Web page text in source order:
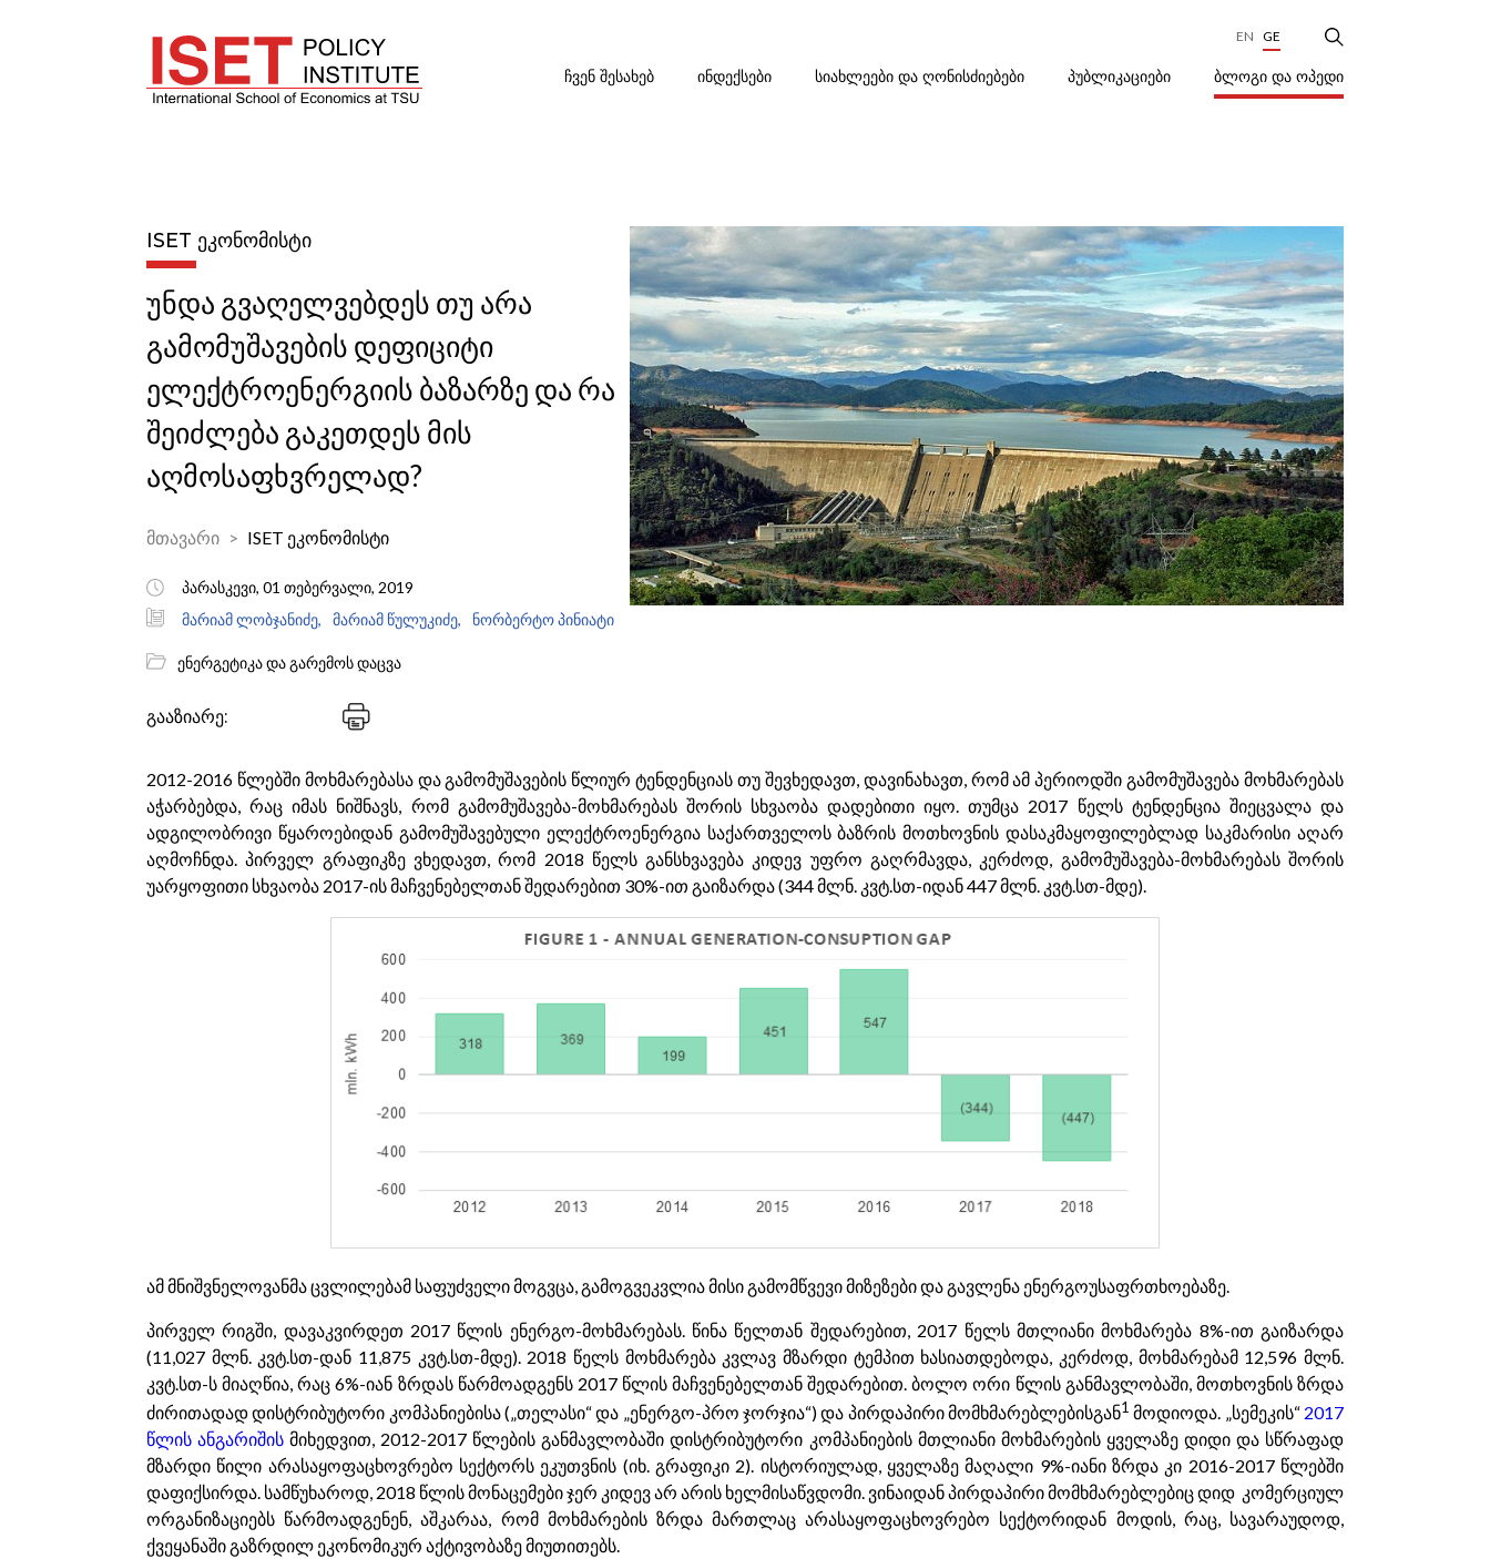
EN GE
ᲩᲕᲔᲜ ᲨᲔᲡᲐᲮᲔᲑ ᲘᲜᲓᲔᲥᲡᲔᲑᲘ ᲡᲘᲐᲮᲚᲔᲔᲑᲘ ᲓᲐ ᲦᲝᲜᲘᲡᲫᲘᲔᲑᲔᲑᲘ ᲞᲣᲑᲚᲘᲙᲐᲪᲘᲔᲑᲘ ᲑᲚᲝᲒᲘ ᲓᲐ ᲝᲞᲔᲓᲘ
ISET ᲔᲙᲝᲜᲝᲛᲘᲡᲢᲘ
უნდა გვაღელვებდეს თუ არა
გამომუშავების დეფიციტი
ელექტროენერგიის ბაზარზე და რა
შეიძლება გაკეთდეს მის
აღმოსაფხვრელად?
მთავარი ISET ეკონომისტი
პარასკევი, 01 თებერვალი, 2019
მარიამ ლობჯანიძე,
მარიამ წულუკიძე, ნორბერტო პინიატი
ენერგეტიკა და გარემოს დაცვა
გააზიარე:
2012-2016 წლებში მოხმარებასა და გამომუშავების წლიურ ტენდენციას თუ შევხედავთ, დავინახავთ, რომ ამ პერიოდში გამომუშავება მოხმარებას
აჭარბებდა, რაც იმას ნიშნავს, რომ გამომუშავება-მოხმარებას შორის სხვაობა დადებითი იყო. თუმცა 2017 წელს ტენდენცია შიეცვალა და
ადგილობრივი წყაროებიდან გამომუშავებული ელექტროენერგია საქართველოს ბაზრის მოთხოვნის დასაკმაყოფილებლად საკმარისი აღარ
აღმოჩნდა. პირველ გრაფიკზე ვხედავთ, რომ 2018 წელს განსხვავება კიდევ უფრო გაღრმავდა, კერძოდ, გამომუშავება-მოხმარებას შორის
უარყოფითი სხვაობა 2017-ის მაჩვენებელთან შედარებით 30%-ით გაიზარდა (344 მლნ. კვტ.სთ-იდან 447 მლნ. კვტ.სთ-მდე).
ამ მნიშვნელოვანმა ცვლილებამ საფუძველი მოგვცა, გამოგვეკვლია მისი გამომწვევი მიზეზები და გავლენა ენერგოუსაფრთხოებაზე.
პირველ რიგში, დავაკვირდეთ 2017 წლის ენერგო-მოხმარებას. წინა წელთან შედარებით, 2017 წელს მთლიანი მოხმარება 8%-ით გაიზარდა
(11,027 მლნ. კვტ.სთ-დან 11,875 კვტ.სთ-მდე). 2018 წელს მოხმარება კვლავ მზარდი ტემპით ხასიათდებოდა, კერძოდ, მოხმარებამ 12,596 მლნ.
კვტ.სთ-ს მიაღწია, რაც 6%-იან ზრდას წარმოადგენს 2017 წლის მაჩვენებელთან შედარებით. ბოლო ორი წლის განმავლობაში, მოთხოვნის ზრდა
ძირითადად დისტრიბუტორი კომპანიებისა („თელასი“ და „ენერგო-პრო ჯორჯია“) და პირდაპირი მომხმარებლებისგან1 მოდიოდა. „სემეკის“ 2017
წლის ანგარიშის მიხედვით, 2012-2017 წლების განმავლობაში დისტრიბუტორი კომპანიების მთლიანი მოხმარების ყველაზე დიდი და სწრაფად
მზარდი წილი არასაყოფაცხოვრებო სექტორს ეკუთვნის (იხ. გრაფიკი 2). ისტორიულად, ყველაზე მაღალი 9%-იანი ზრდა კი 2016-2017 წლებში
დაფიქსირდა. სამწუხაროდ, 2018 წლის მონაცემები ჯერ კიდევ არ არის ხელმისაწვდომი. ვინაიდან პირდაპირი მომხმარებლებიც დიდ კომერციულ
ორგანიზაციებს წარმოადგენენ, აშკარაა, რომ მოხმარების ზრდა მართლაც არასაყოფაცხოვრებო სექტორიდან მოდის, რაც, სავარაუდოდ,
ქვეყანაში გაზრდილ ეკონომიკურ აქტივობაზე მიუთითებს.